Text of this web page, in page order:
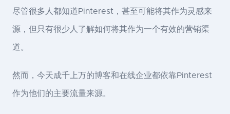
尽管很多人都知道Pinterest，甚至可能将其作为灵感来
源，但只有很少人了解如何将其作为一个有效的营销渠
道。
然而，今天成千上万的博客和在线企业都依靠Pinterest
作为他们的主要流量来源。